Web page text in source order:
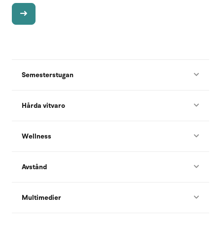
Semesterstugan
Hårda vitvaro
Wellness
Avstånd
Multimedier